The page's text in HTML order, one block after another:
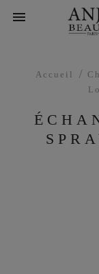

Accueil